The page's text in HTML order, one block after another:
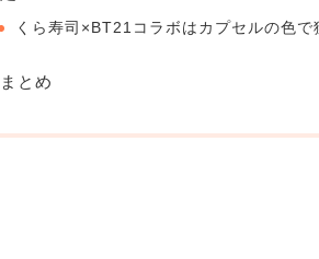
くら寿司×BT21コラボはカプセルの色で
まとめ